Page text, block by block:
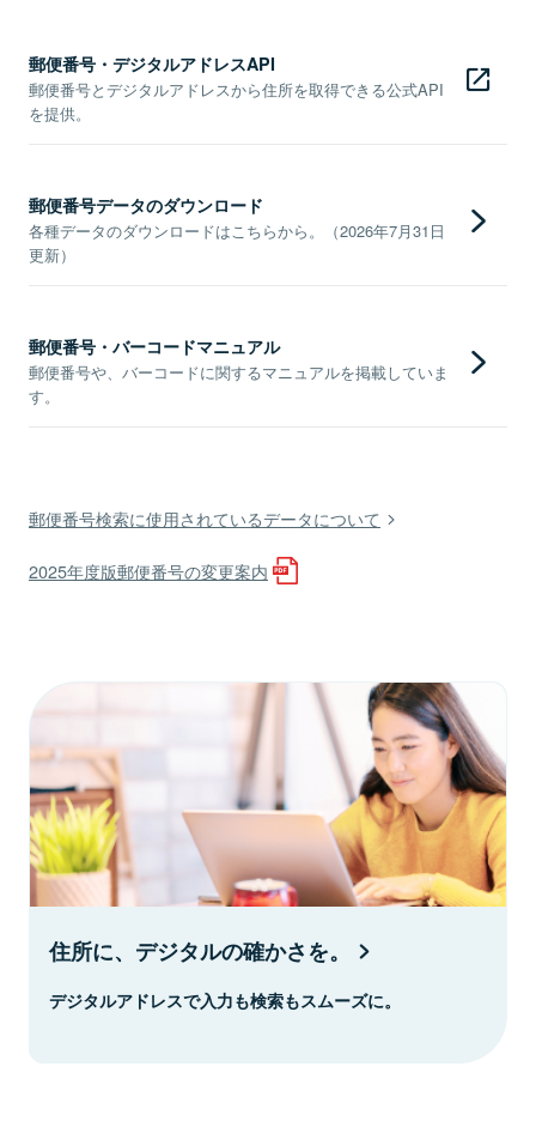
郵便番号・デジタルアドレスAPI
郵便番号とデジタルアドレスから住所を取得できる公式API
を提供。
郵便番号データのダウンロード
各種データのダウンロードはこちらから。（2026年7月31日
更新）
郵便番号・バーコードマニュアル
郵便番号や、バーコードに関するマニュアルを掲載していま
す。
郵便番号検索に使用されているデータについて
2025年度版郵便番号の変更案内
住所に、デジタルの確かさを。
デジタルアドレスで入力も検索もスムーズに。